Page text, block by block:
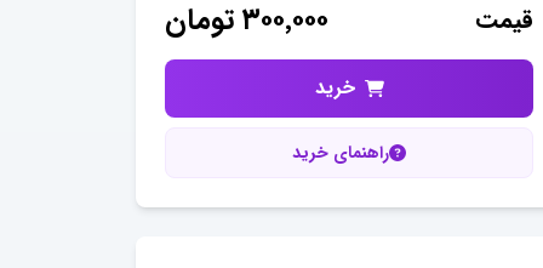
قیمت ۳۰۰٬۰۰۰تومان
خرید
راهنمای خرید